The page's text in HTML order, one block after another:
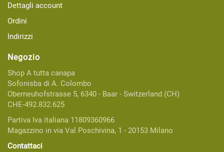
Dettagli account
Ordini
Indirizzi
Negozio
Shop A tutta canapa
Sofonisba di A. Colombo
Oberneuhofstrasse 5, 6340 - Baar - Switzerland (CH)
CHE-492.832.625
Partiva Iva italiana 11809360966
Magazzino in via Val Poschivina, 1 - 20153 Milano
Contattaci